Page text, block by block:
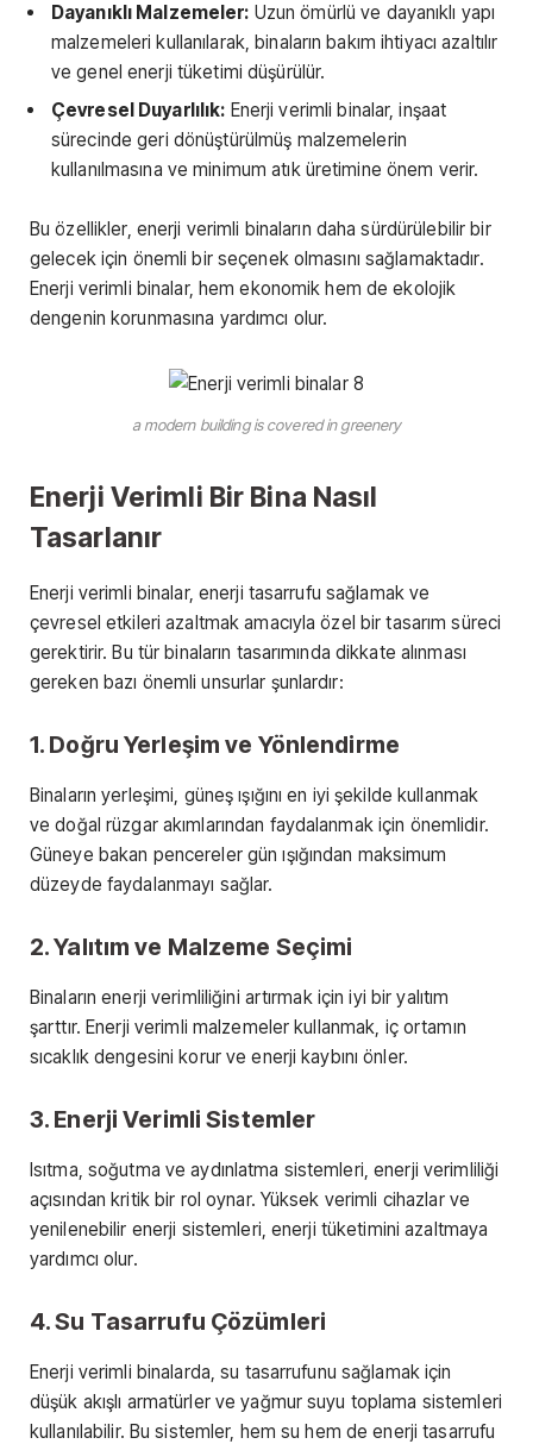
Dayanıklı Malzemeler: Uzun ömürlü ve dayanıklı yapı
malzemeleri kullanılarak, binaların bakım ihtiyacı azaltılır
ve genel enerji tüketimi düşürülür.
Çevresel Duyarlılık: Enerji verimli binalar, inşaat
sürecinde geri dönüştürülmüş malzemelerin
kullanılmasına ve minimum atık üretimine önem verir.
Bu özellikler, enerji verimli binaların daha sürdürülebilir bir
gelecek için önemli bir seçenek olmasını sağlamaktadır.
Enerji verimli binalar, hem ekonomik hem de ekolojik
dengenin korunmasına yardımcı olur.
a modern building is covered in greenery
Enerji Verimli Bir Bina Nasıl
Tasarlanır
Enerji verimli binalar, enerji tasarrufu sağlamak ve
çevresel etkileri azaltmak amacıyla özel bir tasarım süreci
gerektirir. Bu tür binaların tasarımında dikkate alınması
gereken bazı önemli unsurlar şunlardır:
1. Doğru Yerleşim ve Yönlendirme
Binaların yerleşimi, güneş ışığını en iyi şekilde kullanmak
ve doğal rüzgar akımlarından faydalanmak için önemlidir.
Güneye bakan pencereler gün ışığından maksimum
düzeyde faydalanmayı sağlar.
2. Yalıtım ve Malzeme Seçimi
Binaların enerji verimliliğini artırmak için iyi bir yalıtım
şarttır. Enerji verimli malzemeler kullanmak, iç ortamın
sıcaklık dengesini korur ve enerji kaybını önler.
3. Enerji Verimli Sistemler
Isıtma, soğutma ve aydınlatma sistemleri, enerji verimliliği
açısından kritik bir rol oynar. Yüksek verimli cihazlar ve
yenilenebilir enerji sistemleri, enerji tüketimini azaltmaya
yardımcı olur.
4. Su Tasarrufu Çözümleri
Enerji verimli binalarda, su tasarrufunu sağlamak için
düşük akışlı armatürler ve yağmur suyu toplama sistemleri
kullanılabilir. Bu sistemler, hem su hem de enerji tasarrufu